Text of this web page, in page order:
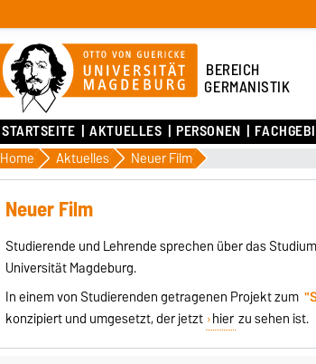
BEREICH
GERMANISTIK
STARTSEITE AKTUELLES PERSONEN
Home Aktuelles Neuer Film
Neuer Film
Studierende und Lehrende sprechen über das
Universität Magdeburg.
In einem von Studierenden getragenen Projekt zum
konzipiert und umgesetzt, der jetzt hier zu sehen ist.